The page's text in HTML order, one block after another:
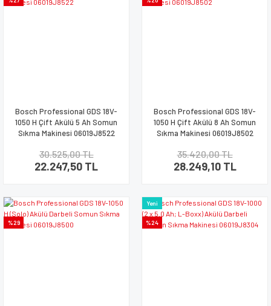
Bosch Professional GDS 18V-
1050 H Çift Akülü 5 Ah Somun
Sıkma Makinesi 06019J8522
30.525,00 TL
22.247,50 TL
Bosch Professional GDS 18V-
1050 H Çift Akülü 8 Ah Somun
Sıkma Makinesi 06019J8502
35.420,00 TL
28.249,10 TL
%29 %24
Yeni